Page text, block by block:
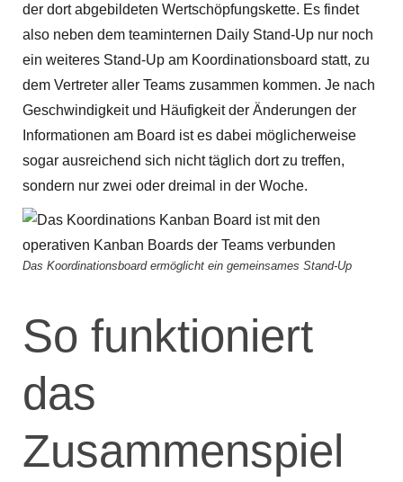
der dort abgebildeten Wertschöpfungskette. Es findet
also neben dem teaminternen Daily Stand-Up nur noch
ein weiteres Stand-Up am Koordinationsboard statt, zu
dem Vertreter aller Teams zusammen kommen. Je nach
Geschwindigkeit und Häufigkeit der Änderungen der
Informationen am Board ist es dabei möglicherweise
sogar ausreichend sich nicht täglich dort zu treffen,
sondern nur zwei oder dreimal in der Woche.
Das Koordinationsboard ermöglicht ein gemeinsames Stand-Up
So funktioniert
das
Zusammenspiel